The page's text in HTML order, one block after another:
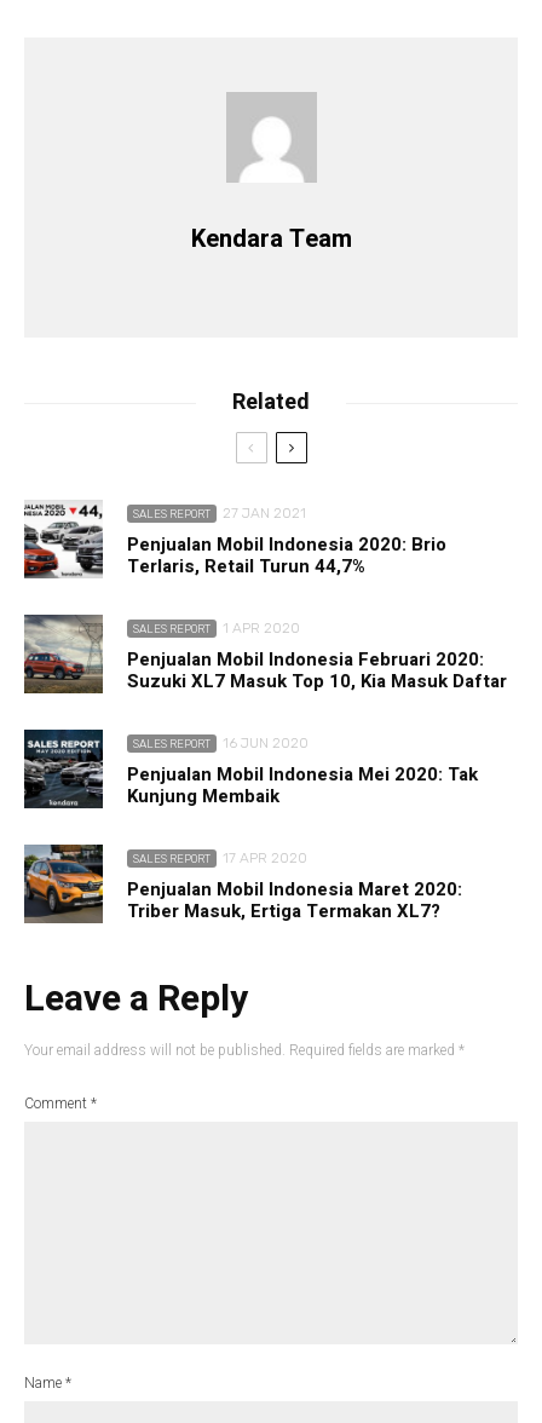
Kendara Team
Related
SALES REPORT 27 JAN 2021
Penjualan Mobil Indonesia 2020: Brio
Terlaris, Retail Turun 44,7%
SALES REPORT 1 APR 2020
Penjualan Mobil Indonesia Februari 2020:
Suzuki XL7 Masuk Top 10, Kia Masuk Daftar
SALES REPORT 16 JUN 2020
Penjualan Mobil Indonesia Mei 2020: Tak
Kunjung Membaik
SALES REPORT 17 APR 2020
Penjualan Mobil Indonesia Maret 2020:
Triber Masuk, Ertiga Termakan XL7?
Leave a Reply
Your email address will not be published. Required fields are marked *
Comment *
Name *